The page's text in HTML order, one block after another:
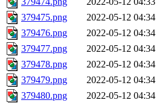
379475.png
2022-05-12 04:34
379476.png
2022-05-12 04:34
379477.png
2022-05-12 04:34
379478.png
2022-05-12 04:34
379479.png
2022-05-12 04:34
379480.png
2022-05-12 04:34